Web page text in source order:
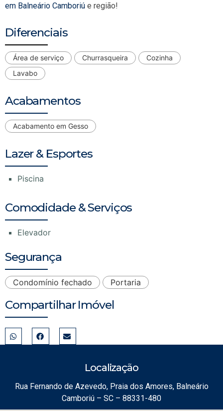
em Balneário Camboriú e região!
Diferenciais
Área de serviço Churrasqueira
Cozinha
Lavabo
Acabamentos
Acabamento em Gesso
Lazer & Esportes
Piscina
Comodidade & Serviços
Elevador
Segurança
Condomínio fechado Portaria
Compartilhar Imóvel
Localização
Rua Fernando de Azevedo, Praia dos Amores, Balneário
Camboriú – SC – 88331-480